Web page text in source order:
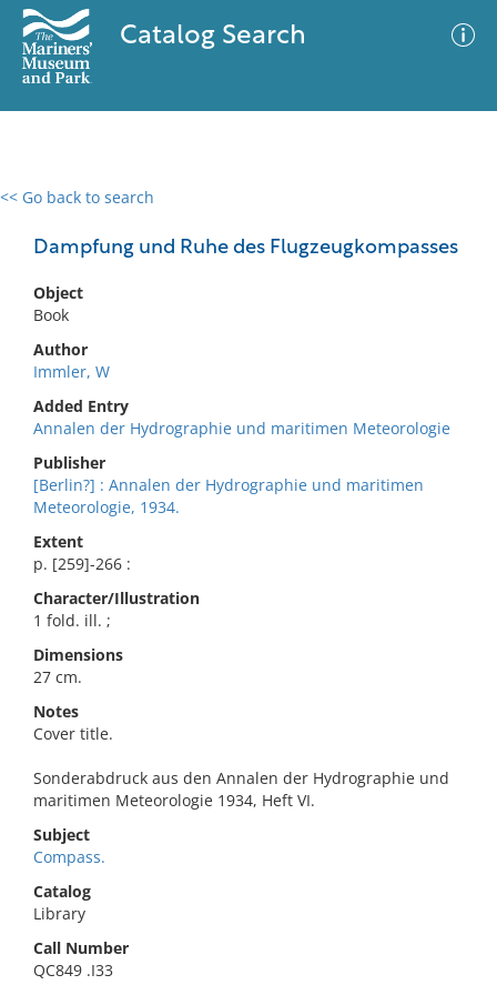
Catalog Search
<< Go back to search
Dampfung und Ruhe des Flugzeugkompasses
Object
Book
Author
Immler, W
Added Entry
Annalen der Hydrographie und maritimen Meteorologie
Publisher
[Berlin?] : Annalen der Hydrographie und maritimen
Meteorologie, 1934.
Extent
p. [259]-266 :
Character/Illustration
1 fold. ill. ;
Dimensions
27 cm.
Notes
Cover title.
Sonderabdruck aus den Annalen der Hydrographie und
maritimen Meteorologie 1934, Heft VI.
Subject
Compass.
Catalog
Library
Call Number
QC849 .I33
0 results